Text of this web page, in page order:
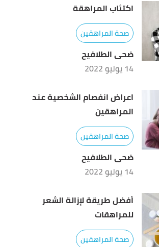
اكتئاب المراهقة
صحة المراهقين
ضحى الطلافيح
14 يوليو 2022
اعراض انفصام الشخصية عند
المراهقين
صحة المراهقين
ضحى الطلافيح
14 يوليو 2022
أفضل طريقة لإزالة الشعر
للمراهقات
صحة المراهقين